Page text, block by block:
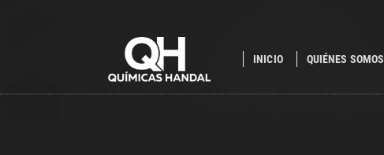
INICIO QUIÉNES SOMOS